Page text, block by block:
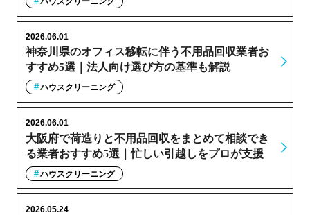
神奈川県のオフィス移転に伴う不用品回収業者お
すすめ5選｜法人向け選び方の基準も解説
2026.06.01
ハウスクリーニング
大阪府で荷造りと不用品回収をまとめて相談でき
る業者おすすめ5選｜忙しい引越しをプロが支援
2026.06.01
ハウスクリーニング
2026.05.24